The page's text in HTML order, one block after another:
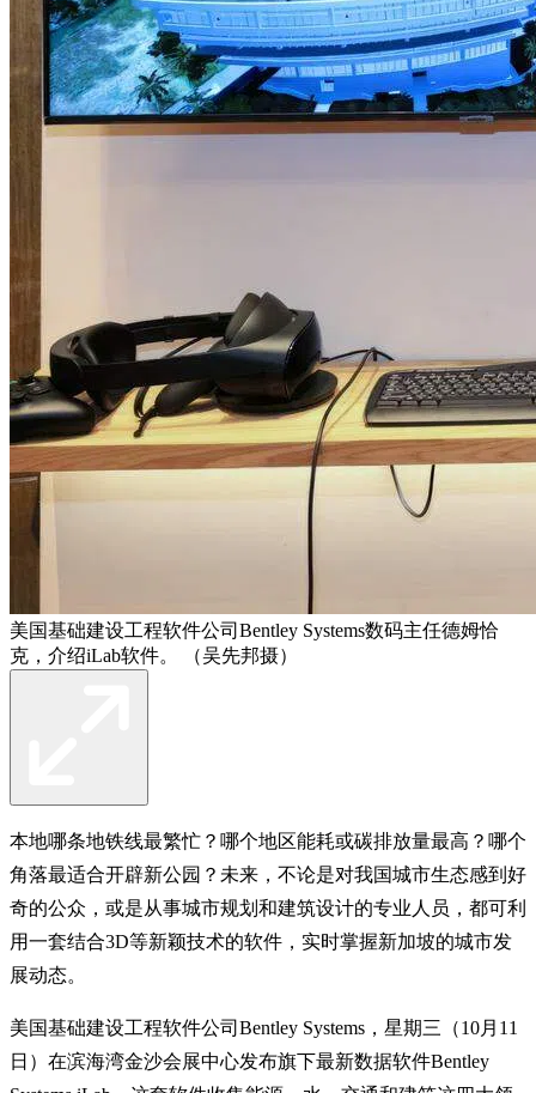
美国基础建设工程软件公司Bentley Systems数码主任德姆恰
克，介绍iLab软件。 （吴先邦摄）
本地哪条地铁线最繁忙？哪个地区能耗或碳排放量最高？哪个
角落最适合开辟新公园？未来，不论是对我国城市生态感到好
奇的公众，或是从事城市规划和建筑设计的专业人员，都可利
用一套结合3D等新颖技术的软件，实时掌握新加坡的城市发
展动态。
美国基础建设工程软件公司Bentley Systems，星期三（10月11
日）在滨海湾金沙会展中心发布旗下最新数据软件Bentley